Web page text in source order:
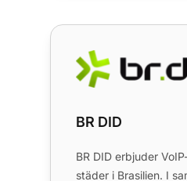
BR DID
BR DID
BR DID erbjuder
städer i Brasilien. I